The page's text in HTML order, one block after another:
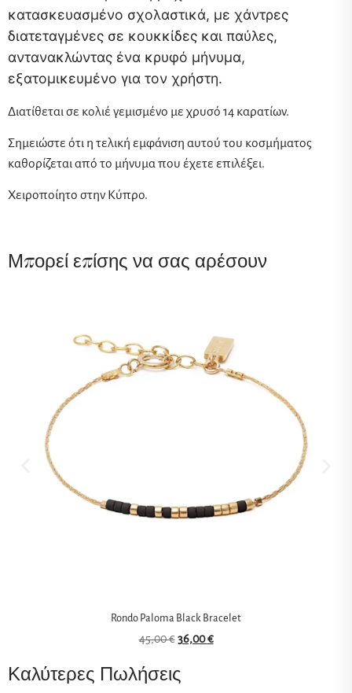
κατασκευασμένο σχολαστικά, με χάντρες
διατεταγμένες σε κουκκίδες και παύλες,
αντανακλώντας ένα κρυφό μήνυμα,
εξατομικευμένο για τον χρήστη.
Διατίθεται σε κολιέ γεμισμένο με χρυσό 14 καρατίων.
Σημειώστε ότι η τελική εμφάνιση αυτού του κοσμήματος
καθορίζεται από το μήνυμα που έχετε επιλέξει.
Χειροποίητο στην Κύπρο.
Μπορεί επίσης να σας αρέσουν
Rondo Paloma Black Bracelet
45,00€ 36,00€
Καλύτερες Πωλήσεις